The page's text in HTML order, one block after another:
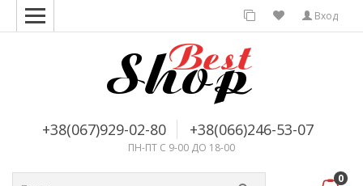
Вход
+38(067)929-02-80 +38(066)246-53-07
ПН-ПТ С 9-00 ДО 18-00
0